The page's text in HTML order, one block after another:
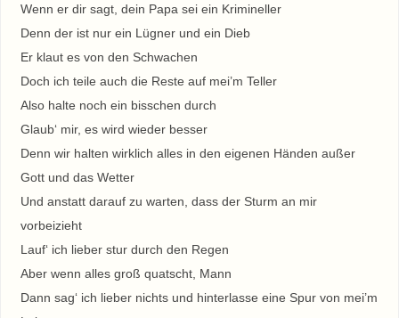
Wenn er dir sagt, dein Papa sei ein Krimineller
Denn der ist nur ein Lügner und ein Dieb
Er klaut es von den Schwachen
Doch ich teile auch die Reste auf mei’m Teller
Also halte noch ein bisschen durch
Glaub‘ mir, es wird wieder besser
Denn wir halten wirklich alles in den eigenen Händen außer
Gott und das Wetter
Und anstatt darauf zu warten, dass der Sturm an mir
vorbeizieht
Lauf‘ ich lieber stur durch den Regen
Aber wenn alles groß quatscht, Mann
Dann sag‘ ich lieber nichts und hinterlasse eine Spur von mei’m